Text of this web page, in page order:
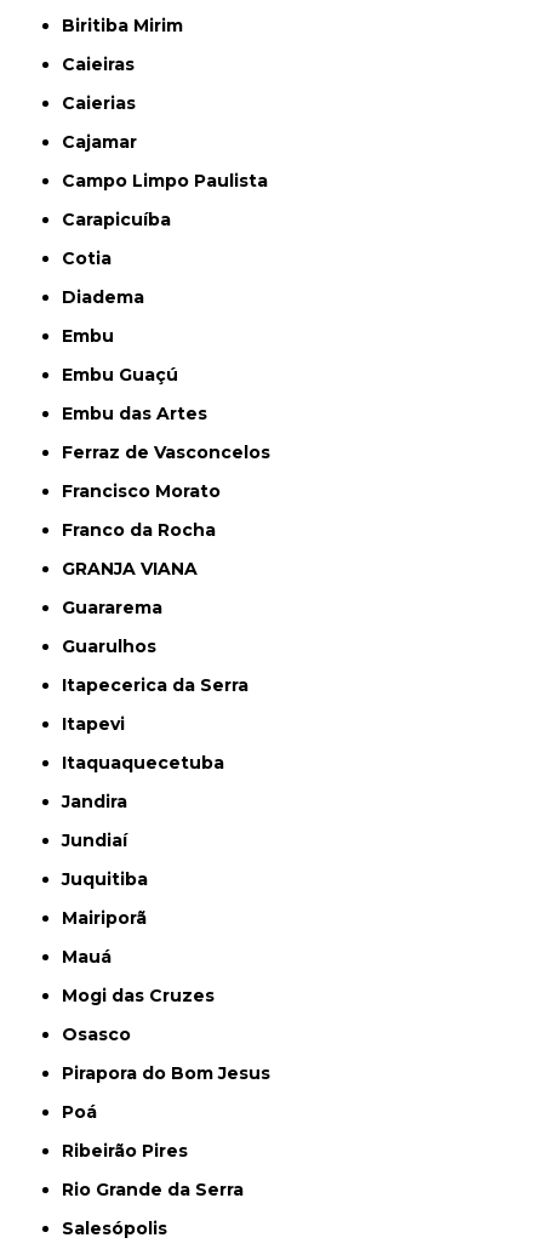
Biritiba Mirim
Caieiras
Caierias
Cajamar
Campo Limpo Paulista
Carapicuíba
Cotia
Diadema
Embu
Embu Guaçú
Embu das Artes
Ferraz de Vasconcelos
Francisco Morato
Franco da Rocha
GRANJA VIANA
Guararema
Guarulhos
Itapecerica da Serra
Itapevi
Itaquaquecetuba
Jandira
Jundiaí
Juquitiba
Mairiporã
Mauá
Mogi das Cruzes
Osasco
Pirapora do Bom Jesus
Poá
Ribeirão Pires
Rio Grande da Serra
Salesópolis